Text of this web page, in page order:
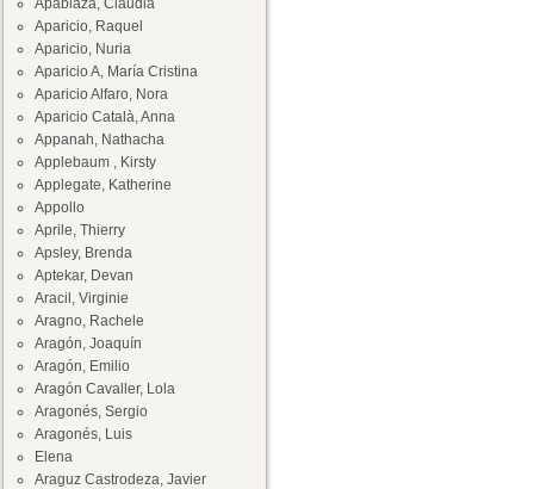
Apablaza, Claudia
Aparicio, Raquel
Aparicio, Nuria
Aparicio A, María Cristina
Aparicio Alfaro, Nora
Aparicio Català, Anna
Appanah, Nathacha
Applebaum , Kirsty
Applegate, Katherine
Appollo
Aprile, Thierry
Apsley, Brenda
Aptekar, Devan
Aracil, Virginie
Aragno, Rachele
Aragón, Joaquín
Aragón, Emilio
Aragón Cavaller, Lola
Aragonés, Sergio
Aragonés, Luis
Elena
Araguz Castrodeza, Javier